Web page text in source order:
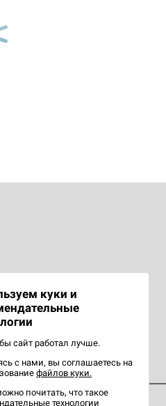
куки и
сайт работал лучше.
с нами, вы соглашаетесь на
файлов куки.
почитать, что такое
технологии